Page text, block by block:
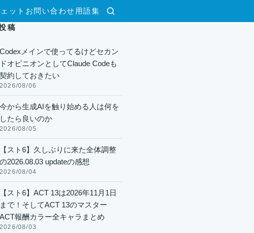
検索
ット お問い合わせ 用語集
稿
Codexメインで使ってるけどセカン
ドオピニオンとしてClaude Codeも
契約しておきたい
2026/08/06
今から生成AIを触り始める人は何を
したら良いのか
2026/08/05
【スト6】久しぶりに来た全体調整
の2026.08.03 updateの感想
2026/08/04
【スト6】ACT 13は2026年11月1日
まで！そしてACT 13のマスター
ACT報酬カラー全キャラまとめ
2026/08/03